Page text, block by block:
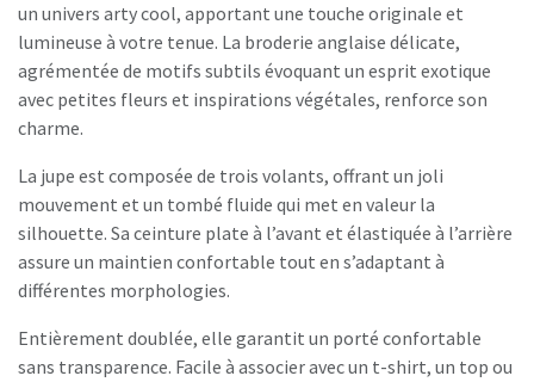
un univers arty cool, apportant une touche originale et
lumineuse à votre tenue. La broderie anglaise délicate,
agrémentée de motifs subtils évoquant un esprit exotique
avec petites fleurs et inspirations végétales, renforce son
charme.
La jupe est composée de trois volants, offrant un joli
mouvement et un tombé fluide qui met en valeur la
silhouette. Sa ceinture plate à l’avant et élastiquée à l’arrière
assure un maintien confortable tout en s’adaptant à
différentes morphologies.
Entièrement doublée, elle garantit un porté confortable
sans transparence. Facile à associer avec un t-shirt, un top ou